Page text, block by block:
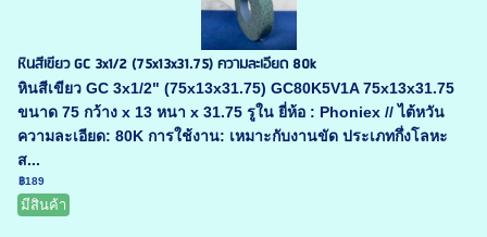
หินสีเขียว GC 3x1/2 (75x13x31.75) ความละเอียด 80k
หินสีเขียว GC 3x1/2" (75x13x31.75) GC80K5V1A 75x13x31.75
ขนาด 75 กว้าง x 13 หนา x 31.75 รูใน ยี่ห้อ : Phoniex // ไต้หวัน
ความละเอียด: 80K การใช้งาน: เหมาะกับงานขัด ประเภทกึ่งโลหะ
ส...
฿189
มีสินค้า